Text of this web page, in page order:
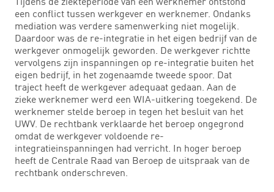
een conflict tussen werkgever en werknemer. Ondanks
mediation was verdere samenwerking niet mogelijk.
Daardoor was de re-integratie in het eigen bedrijf van de
werkgever onmogelijk geworden. De werkgever richtte
vervolgens zijn inspanningen op re-integratie buiten het
eigen bedrijf, in het zogenaamde tweede spoor. Dat
traject heeft de werkgever adequaat gedaan. Aan de
zieke werknemer werd een WIA-uitkering toegekend. De
werknemer stelde beroep in tegen het besluit van het
UWV. De rechtbank verklaarde het beroep ongegrond
omdat de werkgever voldoende re-
integratieinspanningen had verricht. In hoger beroep
heeft de Centrale Raad van Beroep de uitspraak van de
rechtbank onderschreven.